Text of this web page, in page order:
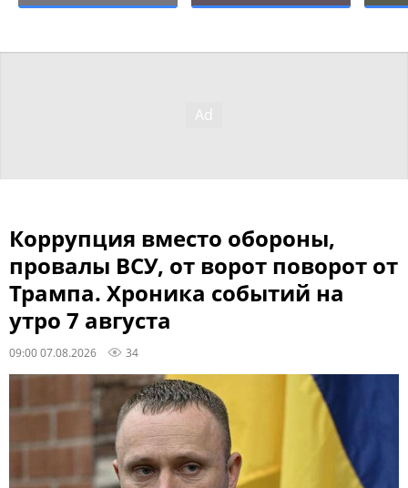
Коррупция вместо обороны,
провалы ВСУ, от ворот поворот от
Трампа. Хроника событий на
утро 7 августа
09:00 07.08.2026 34